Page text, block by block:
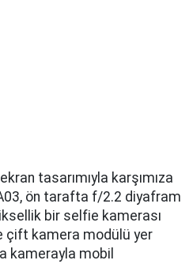
tasarımıyla karşımıza
ön tarafta f/2.2 diyafram
bir selfie kamerası
çift kamera modülü yer
kamerayla mobil